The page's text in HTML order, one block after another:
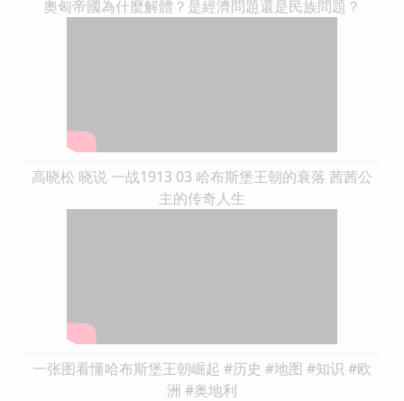
奧匈帝國為什麼解體？是經濟問題還是民族問題？
高晓松 晓说 一战1913 03 哈布斯堡王朝的衰落 茜茜公
主的传奇人生
一张图看懂哈布斯堡王朝崛起 #历史 #地图 #知识 #欧
洲 #奥地利